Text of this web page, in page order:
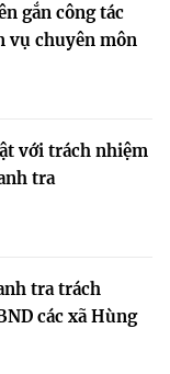
gắn công tác
vụ chuyên môn
với trách nhiệm
tra
tra trách
các xã Hùng